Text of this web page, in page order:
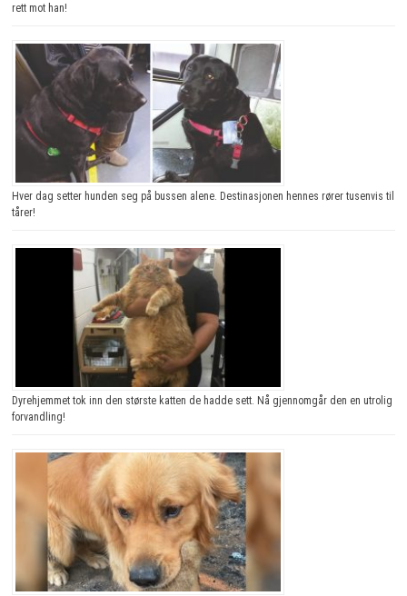
rett mot han!
Hver dag setter hunden seg på bussen alene. Destinasjonen hennes rører tusenvis til
tårer!
Dyrehjemmet tok inn den største katten de hadde sett. Nå gjennomgår den en utrolig
forvandling!